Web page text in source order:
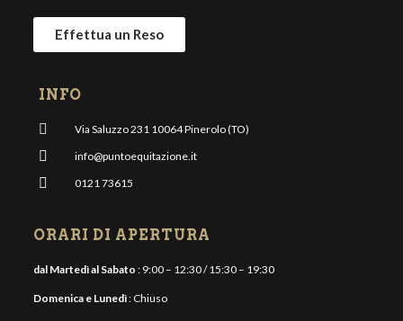
Effettua un Reso
INFO
Via Saluzzo 231 10064 Pinerolo (TO)
info@puntoequitazione.it
0121 73615
ORARI DI APERTURA
dal Martedì al Sabato : 9:00 – 12:30 / 15:30 – 19:30
Domenica e Lunedì: Chiuso